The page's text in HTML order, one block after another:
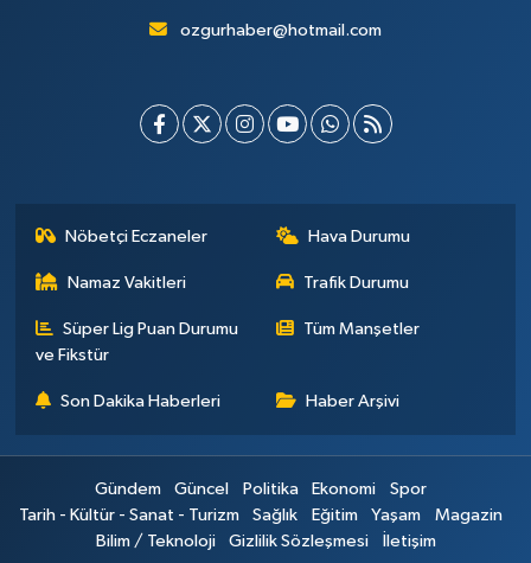
ozgurhaber@hotmail.com
Nöbetçi Eczaneler Hava Durumu
Namaz Vakitleri Trafik Durumu
Süper Lig Puan Durumu
ve Fikstür
Tüm Manşetler
Son Dakika Haberleri Haber Arşivi
Gündem Güncel Politika Ekonomi
Spor
Tarih - Kültür - Sanat - Turizm
Sağlık Eğitim Yaşam
Magazin
Bilim / Teknoloji
Gizlilik Sözleşmesi İletişim